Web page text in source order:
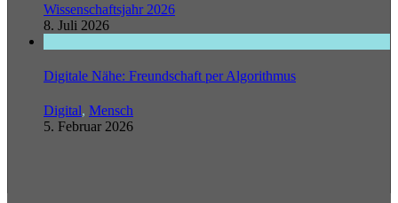
Wissenschaftsjahr 2026
8. Juli 2026
Digitale Nähe: Freundschaft per Algorithmus
Digital, Mensch
5. Februar 2026